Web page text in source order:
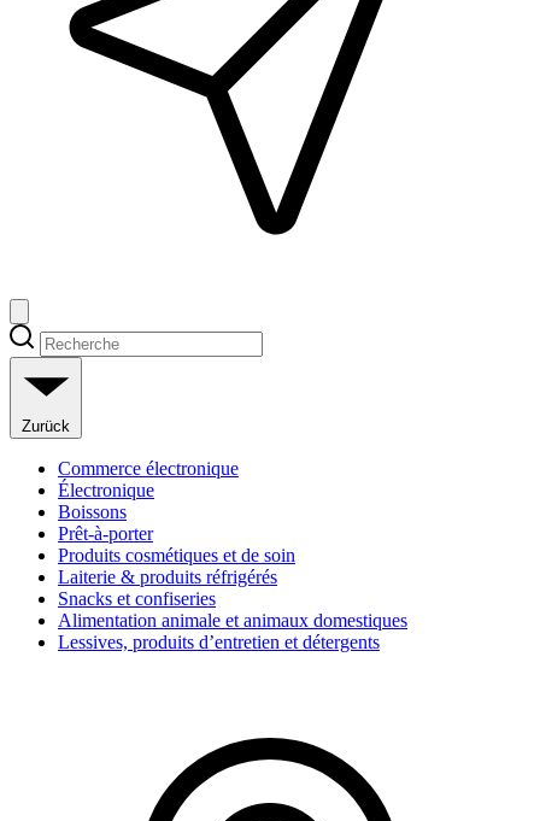
Zurück
Commerce électronique
Électronique
Boissons
Prêt-à-porter
Produits cosmétiques et de soin
Laiterie & produits réfrigérés
Snacks et confiseries
Alimentation animale et animaux domestiques
Lessives, produits d’entretien et détergents